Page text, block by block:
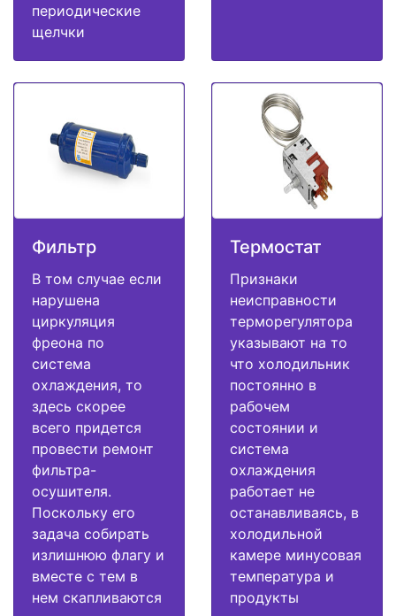
периодические
щелчки
Фильтр
В том случае если
нарушена
циркуляция
фреона по
система
охлаждения, то
здесь скорее
всего придется
провести ремонт
фильтра-
осушителя.
Поскольку его
задача собирать
излишнюю флагу и
вместе с тем в
нем скапливаются
Термостат
Признаки
неисправности
терморегулятора
указывают на то
что холодильник
постоянно в
рабочем
состоянии и
система
охлаждения
работает не
останавливаясь, в
холодильной
камере минусовая
температура и
продукты